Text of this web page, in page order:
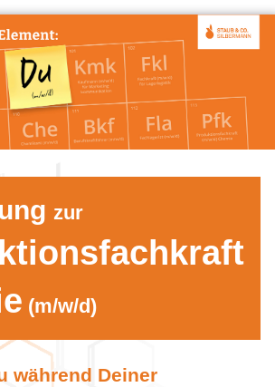
zur
(m/w/d)
während Deiner